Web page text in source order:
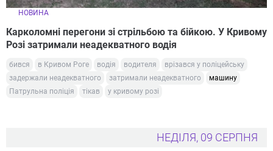
НОВИНА
Карколомні перегони зі стрільбою та бійкою. У Кривому
Розі затримали неадекватного водія
бився в Кривом Роге водія водителя
врізався у поліцейську
задержали неадекватного
затримали неадекватного
машину
Патрульна поліція
тікав у кривому розі
НЕДІЛЯ, 09 СЕРПНЯ